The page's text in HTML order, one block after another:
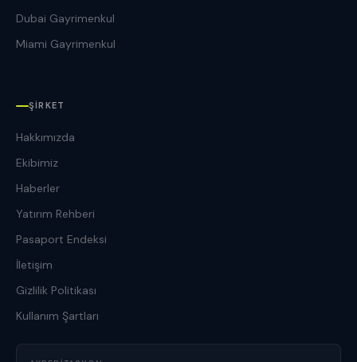
Dubai Gayrimenkul
Miami Gayrimenkul
ŞIRKET
Hakkımızda
Ekibimiz
Haberler
Yatırım Rehberi
Pasaport Endeksi
İletişim
Gizlilik Politikası
Kullanım Şartları